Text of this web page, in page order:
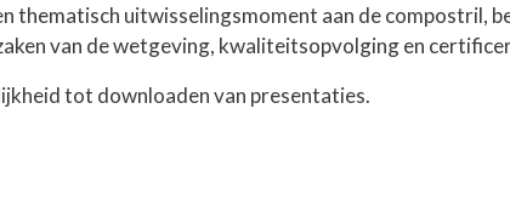
thematisch uitwisselingsmoment aan de compostril,
van de wetgeving, kwaliteitsopvolging en
tot downloaden van presentaties.